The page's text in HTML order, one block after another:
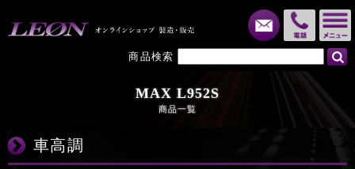
電話
メール
商品検索
MAX L952S
商品一覧
車高調